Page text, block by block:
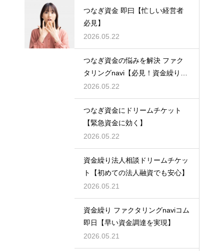
つなぎ資金 即曰【忙しい経営者
必見】
2026.05.22
つなぎ資金の悩みを解決 ファク
タリングnavi【必見！資金繰り対
策】
2026.05.22
つなぎ資金にドリームチケット
【緊急資金に効く】
2026.05.22
資金繰り法人相談ドリームチケッ
ト【初めての法人融資でも安心】
2026.05.21
資金繰り ファクタリングnaviコム
即日【早い資金調達を実現】
2026.05.21